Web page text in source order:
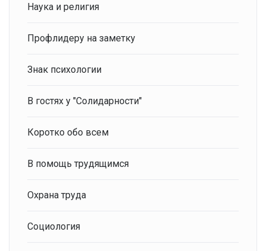
Наука и религия
Профлидеру на заметку
Знак психологии
В гостях у "Солидарности"
Коротко обо всем
В помощь трудящимся
Охрана труда
Социология